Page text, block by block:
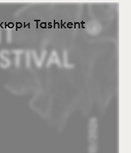
Tashkent